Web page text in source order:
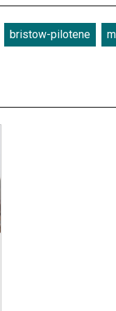
bristow-pilotene